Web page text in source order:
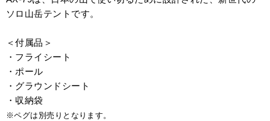
ソロ山岳テントです。
＜付属品＞
・フライシート
・ポール
・グラウンドシート
・収納袋
※ペグは別売りとなります。